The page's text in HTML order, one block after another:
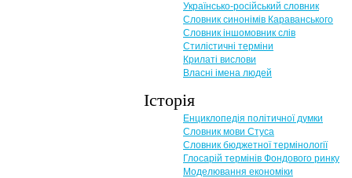
Українсько-російський словник
Словник синонімів Караванського
Словник іншомовник слів
Стилістичні терміни
Крилаті вислови
Власні імена людей
Історія
Енциклопедія політичної думки
Словник мови Стуса
Словник бюджетної термінології
Глосарій термінів Фондового ринку
Моделювання економіки